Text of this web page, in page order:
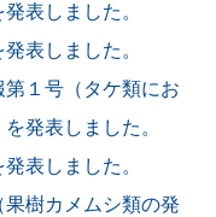
表しました。
表しました。
１号（タケ類にお
発表しました。
表しました。
樹カメムシ類の発